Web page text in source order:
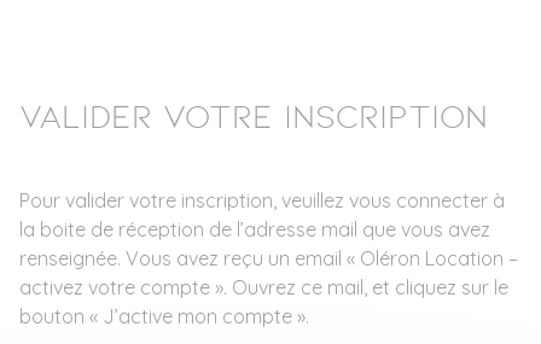
Valider votre inscription
Pour valider votre inscription, veuillez vous connecter à
la boite de réception de l’adresse mail que vous avez
renseignée. Vous avez reçu un email « Oléron Location –
activez votre compte ». Ouvrez ce mail, et cliquez sur le
bouton « J’active mon compte ».